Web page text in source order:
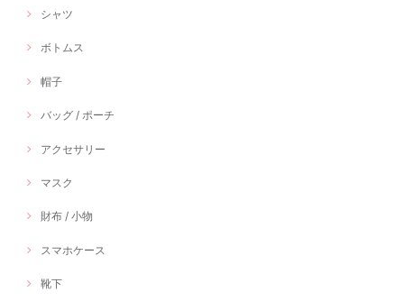
シャツ
ボトムス
帽子
バッグ / ポーチ
アクセサリー
マスク
財布 / 小物
スマホケース
靴下